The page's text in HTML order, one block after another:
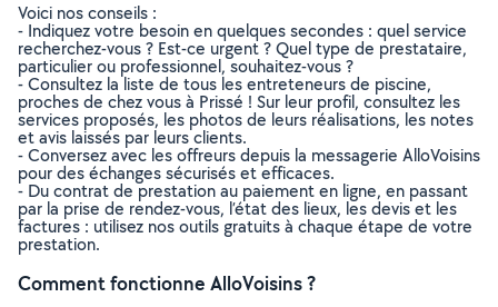
Voici nos conseils :
- Indiquez votre besoin en quelques secondes : quel service
recherchez-vous ? Est-ce urgent ? Quel type de prestataire,
particulier ou professionnel, souhaitez-vous ?
- Consultez la liste de tous les entreteneurs de piscine,
proches de chez vous à Prissé ! Sur leur profil, consultez les
services proposés, les photos de leurs réalisations, les notes
et avis laissés par leurs clients.
- Conversez avec les offreurs depuis la messagerie AlloVoisins
pour des échanges sécurisés et efficaces.
- Du contrat de prestation au paiement en ligne, en passant
par la prise de rendez-vous, l’état des lieux, les devis et les
factures : utilisez nos outils gratuits à chaque étape de votre
prestation.
Comment fonctionne AlloVoisins ?